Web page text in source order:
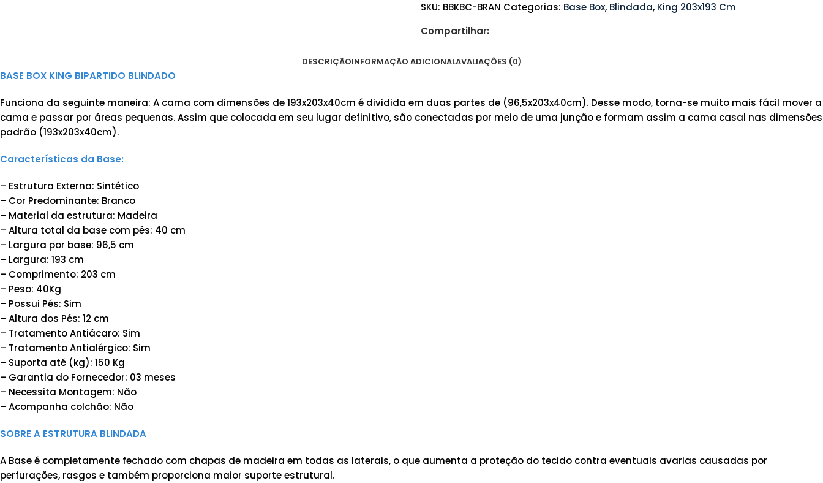
SKU: BBKBC-BRAN Categorias: Base Box, Blindada, King 203x193 Cm
Compartilhar:
DESCRIÇÃOINFORMAÇÃO ADICIONALAVALIAÇÕES (0)
BASE BOX KING BIPARTIDO BLINDADO
Funciona da seguinte maneira: A cama com dimensões de 193x203x40cm é dividida em duas partes de (96,5x203x40cm). Desse modo, torna-se muito mais fácil mover a
cama e passar por áreas pequenas. Assim que colocada em seu lugar definitivo, são conectadas por meio de uma junção e formam assim a cama casal nas dimensões
padrão (193x203x40cm).
Características da Base:
– Estrutura Externa: Sintético
– Cor Predominante: Branco
– Material da estrutura: Madeira
– Altura total da base com pés: 40 cm
– Largura por base: 96,5 cm
– Largura: 193 cm
– Comprimento: 203 cm
– Peso: 40Kg
– Possui Pés: Sim
– Altura dos Pés: 12 cm
– Tratamento Antiácaro: Sim
– Tratamento Antialérgico: Sim
– Suporta até (kg): 150 Kg
– Garantia do Fornecedor: 03 meses
– Necessita Montagem: Não
– Acompanha colchão: Não
SOBRE A ESTRUTURA BLINDADA
A Base é completamente fechado com chapas de madeira em todas as laterais, o que aumenta a proteção do tecido contra eventuais avarias causadas por
perfurações, rasgos e também proporciona maior suporte estrutural.